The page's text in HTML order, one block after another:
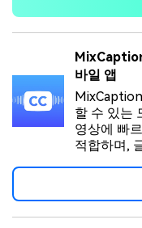
바일 앱
할 수 있는
영상에 빠
적합하며,